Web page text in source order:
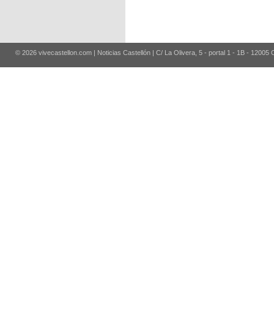
© 2026 vivecastellon.com | Noticias Castellón | C/ La Olivera, 5 - portal 1 - 1B - 12005